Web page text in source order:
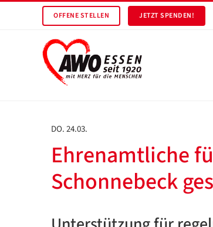
OFFENE STELLEN JETZT SPENDEN!
DO. 24.03.
Ehrenamtliche
Schonnebeck